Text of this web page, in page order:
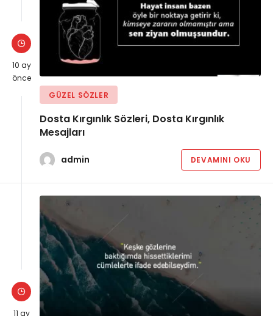
10 ay
önce
GÜZEL SÖZLER
Dosta Kırgınlık Sözleri, Dosta Kırgınlık
Mesajları
admin DEVAMINI OKU
11 ay